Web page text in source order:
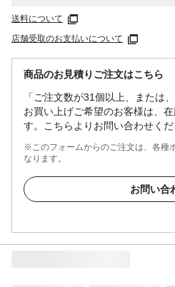
送料について
店舗受取のお支払いについて
商品のお見積りご注文はこちら
「ご注文数が31個以上、または
お買い上げご希望のお客様は、
す。こちらよりお問い合わせくだ
※このフォームからのご注文は、各種
なります。
お問い合